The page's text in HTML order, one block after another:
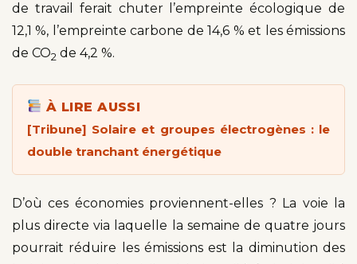
de travail ferait chuter l’empreinte écologique de
12,1 %, l’empreinte carbone de 14,6 % et les émissions
de CO2 de 4,2 %.
À LIRE AUSSI
[Tribune] Solaire et groupes électrogènes : le
double tranchant énergétique
D’où ces économies proviennent-elles ? La voie la
plus directe via laquelle la semaine de quatre jours
pourrait réduire les émissions est la diminution des